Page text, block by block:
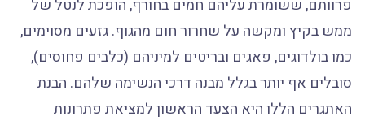
פרוותם, ששומרת עליהם חמים בחורף, הופכת לנטל של
ממש בקיץ ומקשה על שחרור חום מהגוף. גזעים מסוימים,
כמו בולדוגים, פאגים ובריטים למיניהם (כלבים פחוסים),
סובלים אף יותר בגלל מבנה דרכי הנשימה שלהם. הבנת
האתגרים הללו היא הצעד הראשון למציאת פתרונות